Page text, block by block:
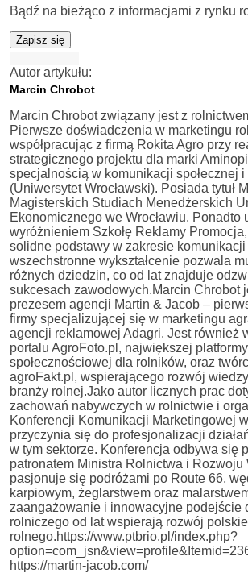
Bądź na bieżąco z informacjami z rynku
Zapisz się
Autor artykułu:
Marcin Chrobot
Marcin Chrobot związany jest z
Pierwsze doświadczenia w marketingu
współpracując z firmą Rokita Agro przy
strategicznego projektu dla marki
specjalnością w komunikacji społecznej
(Uniwersytet Wrocławski). Posiada tytuł
Magisterskich Studiach Menedżerskich
Ekonomicznego we Wrocławiu. Ponadto
wyróżnieniem Szkołę Reklamy
solidne podstawy w zakresie
wszechstronne wykształcenie pozwala
różnych dziedzin, co od lat znajduje
sukcesach zawodowych.Marcin Chrobot
prezesem agencji Martin & Jacob –
firmy specjalizującej się w marketingu
agencji reklamowej Adagri. Jest również
portalu AgroFoto.pl, największej platformy
społecznościowej dla rolników, oraz
agroFakt.pl, wspierającego rozwój
branży rolnej.Jako autor licznych prac
zachowań nabywczych w rolnictwie i
Konferencji Komunikacji Marketingowej
przyczynia się do profesjonalizacji
w tym sektorze. Konferencja odbywa się
patronatem Ministra Rolnictwa i Rozwoju
pasjonuje się podróżami po Route 66,
karpiowym, żeglarstwem oraz
zaangażowanie i innowacyjne podejście
rolniczego od lat wspierają rozwój
rolnego.https://www.ptbrio.pl/index.php?
https://martin-jacob.com/